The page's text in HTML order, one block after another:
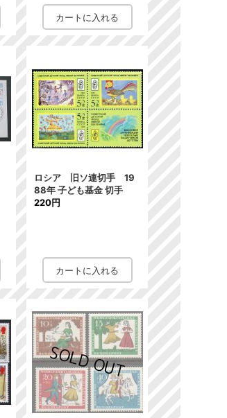
ロシア 旧ソ連切手 19
88年 子ども基金 切手
220円